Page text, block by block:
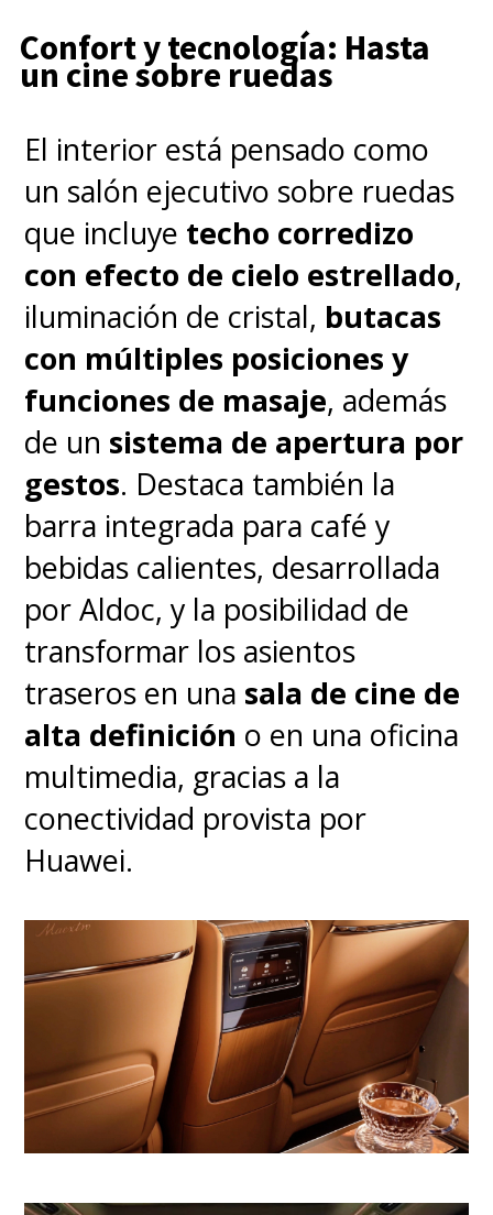
Confort y tecnología: Hasta
un cine sobre ruedas
El interior está pensado como
un salón ejecutivo sobre ruedas
que incluye techo corredizo
con efecto de cielo estrellado,
iluminación de cristal, butacas
con múltiples posiciones y
funciones de masaje, además
de un sistema de apertura por
gestos. Destaca también la
barra integrada para café y
bebidas calientes, desarrollada
por Aldoc, y la posibilidad de
transformar los asientos
traseros en una sala de cine de
alta definición o en una oficina
multimedia, gracias a la
conectividad provista por
Huawei.